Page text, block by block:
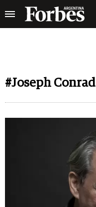
#Joseph Conrad